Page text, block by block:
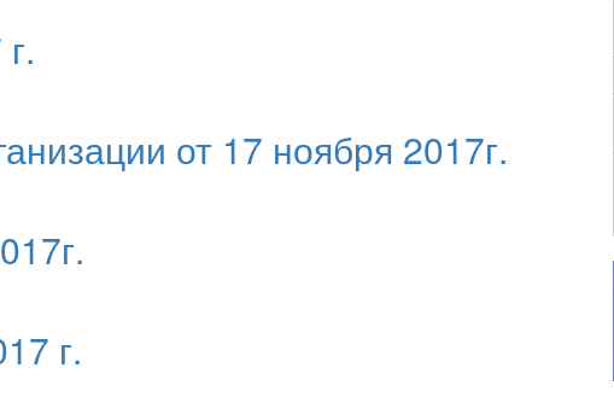
от 17 ноября 2017г.
г.